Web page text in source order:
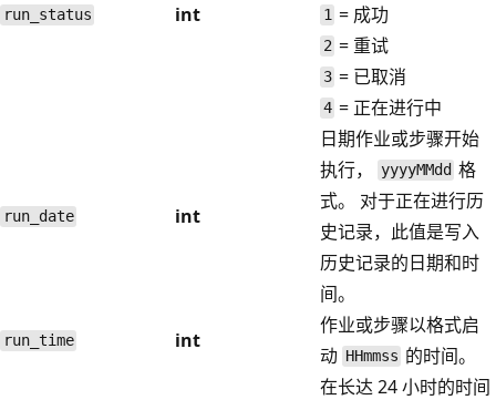
run_status int 1 = 成功
2 = 重试
3 = 已取消
4 = 正在进行中
run_date int
日期作业或步骤开始
执行，
yyyyMMdd 格
式。 对于正在进行历
史记录，此值是写入
历史记录的日期和时
间。
run_time int
作业或步骤以格式启
动 HHmmss 的时间。
在长达 24 小时的时间